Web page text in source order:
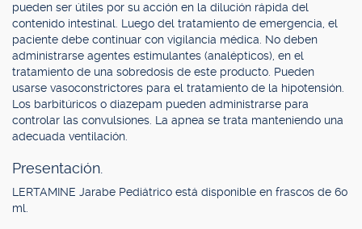
pueden ser útiles por su acción en la dilución rápida del
contenido intestinal. Luego del tratamiento de emergencia, el
paciente debe continuar con vigilancia médica. No deben
administrarse agentes estimulantes (analépticos), en el
tratamiento de una sobredosis de este producto. Pueden
usarse vasoconstrictores para el tratamiento de la hipotensión.
Los barbitúricos o diazepam pueden administrarse para
controlar las convulsiones. La apnea se trata manteniendo una
adecuada ventilación.
Presentación.
LERTAMINE Jarabe Pediátrico está disponible en frascos de 60
ml.